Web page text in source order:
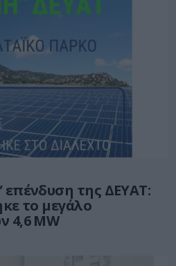
επένδυση της ΔΕΥΑΤ:
το μεγάλο
4,6 MW